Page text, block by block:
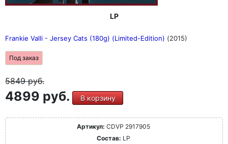
LP
Frankie Valli - Jersey Cats (180g) (Limited-Edition) (2015)
Под заказ
5849руб.
4899 руб. В корзину
Артикул: CDVP 2917905
Состав: LP